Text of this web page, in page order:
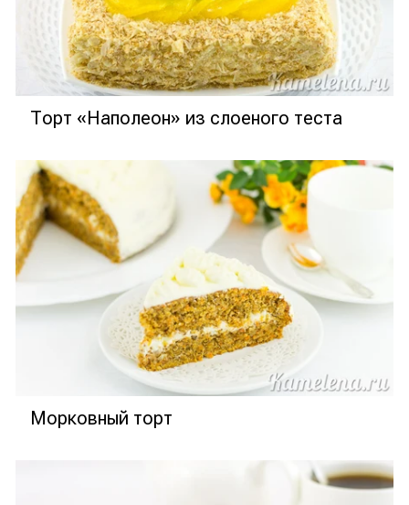
Торт «Наполеон» из слоеного теста
Морковный торт